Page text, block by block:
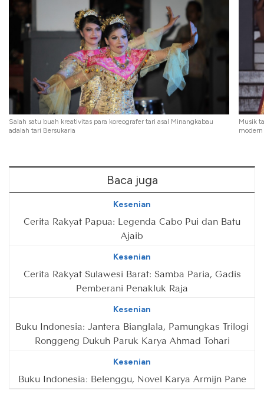
Salah satu buah kreativitas para koreografer tari asal Minangkabau
adalah tari Bersukaria
Musik
modern
Baca juga
Kesenian
Cerita Rakyat Papua: Legenda Cabo Pui dan Batu
Ajaib
Kesenian
Cerita Rakyat Sulawesi Barat: Samba Paria, Gadis
Pemberani Penakluk Raja
Kesenian
Buku Indonesia: Jantera Bianglala, Pamungkas Trilogi
Ronggeng Dukuh Paruk Karya Ahmad Tohari
Kesenian
Buku Indonesia: Belenggu, Novel Karya Armijn Pane